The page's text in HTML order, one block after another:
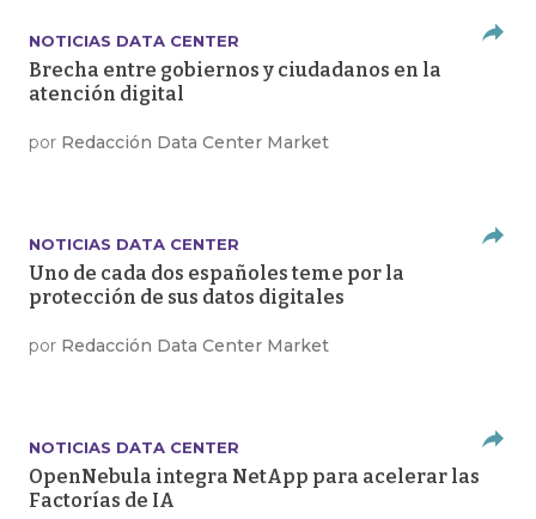
NOTICIAS DATA CENTER
Brecha entre gobiernos y ciudadanos en la
atención digital
por Redacción Data Center Market
NOTICIAS DATA CENTER
Uno de cada dos españoles teme por la
protección de sus datos digitales
por Redacción Data Center Market
NOTICIAS DATA CENTER
OpenNebula integra NetApp para acelerar las
Factorías de IA